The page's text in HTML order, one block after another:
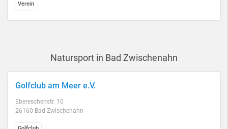
Verein
Natursport in Bad Zwischenahn
Golfclub am Meer e.V.
Ebereschenstr. 10
26160 Bad Zwischenahn